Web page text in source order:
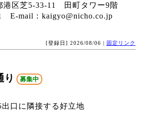
区芝5-33-11 田町タワー9階
E-mail：kaigyo@nicho.co.jp
[登録日] 2026/08/06 | 固定リンク
り 募集中
口に隣接する好立地